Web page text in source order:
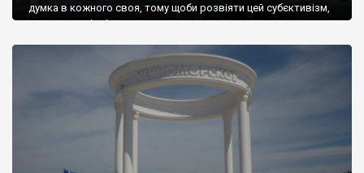
думка в кожного своя, тому щоби розвіяти цей субєктивізм,
запрошую відвідати це